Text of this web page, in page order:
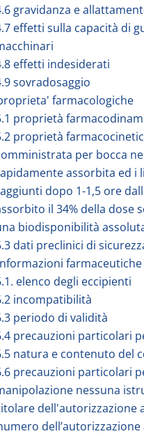
gravidanza e
effetti sulla capacità di
effetti indesiderati
sovradosaggio
farmacologiche
proprietà
proprietà
per bocca
assorbita ed i
dopo 1-1,5 ore
il 34% della dose
biodisponibilità
dati preclinici di
farmaceutiche
elenco degli eccipienti
incompatibilità
periodo di validità
precauzioni particolari
natura e contenuto del
precauzioni particolari
nessuna
dell'autorizzazione